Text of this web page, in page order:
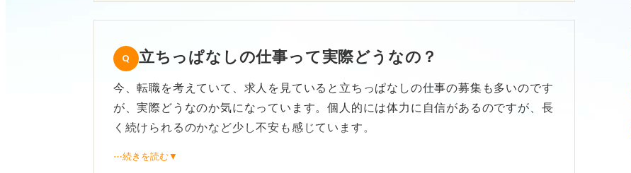
立ちっぱなしの仕事って実際どうなの？
今、転職を考えていて、求人を見ていると立ちっぱなしの仕事の募集も多いのです
が、実際どうなのか気になっています。個人的には体力に自信があるのですが、長
く続けられるのかなど少し不安も感じています。
⋯続きを読む▼